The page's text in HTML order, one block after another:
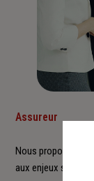
Assureur
Nous proposons à
aux enjeux